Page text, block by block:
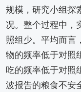
规模，研究小组探
况。整个过程中，
照组少。平均而言
物的频率低于对照
吃的频率低于对照
波报告的粮食不安